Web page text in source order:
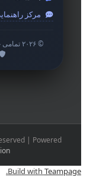
مرکز
© ۲۰۲۶ تمامی حقوق محفوظ است.
| Powered
Build with Teampage
.